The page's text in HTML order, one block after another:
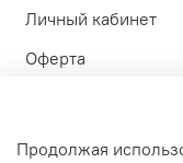
Личный кабинет
Оферта
Продолжая